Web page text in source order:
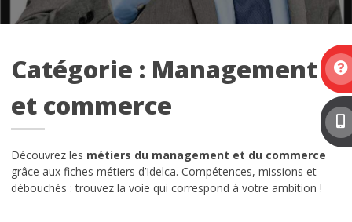
Catégorie : Management
et commerce
Découvrez les métiers du management et du commerce
grâce aux fiches métiers d’Idelca. Compétences, missions et
débouchés : trouvez la voie qui correspond à votre ambition !
Ecole à forte personnalité
Chiffres clés d’Idelca
Témoignages
Le cadre
Les news du BDE